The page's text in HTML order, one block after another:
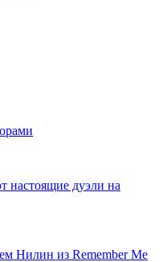
настоящие дуэли на
Нилин из Remember Me